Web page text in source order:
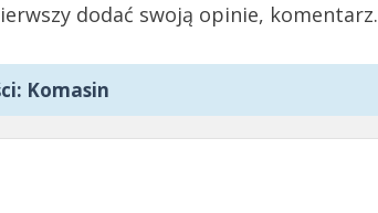
dodać swoją opinie, komentarz.
Komasin